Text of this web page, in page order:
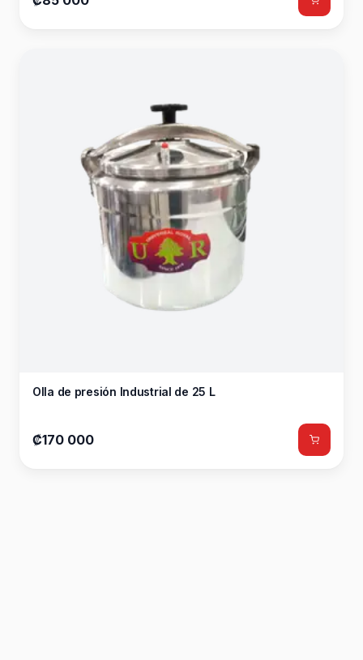
Olla de presión Industrial de 25 L
₡170 000